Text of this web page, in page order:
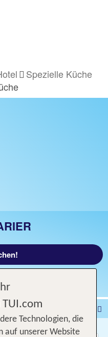
Spezielle Küche
Hotel
Mietwagen
Technologien, die
auf unserer Website